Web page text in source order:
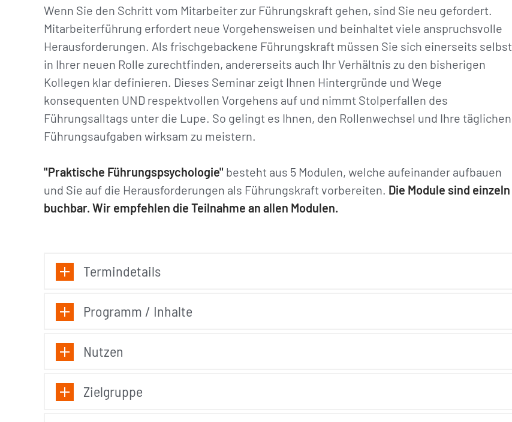
Wenn Sie den Schritt vom Mitarbeiter zur Führungskraft gehen, sind Sie neu gefordert.
Mitarbeiterführung erfordert neue Vorgehensweisen und beinhaltet viele anspruchsvolle
Herausforderungen. Als frischgebackene Führungskraft müssen Sie sich einerseits selbst
in Ihrer neuen Rolle zurechtfinden, andererseits auch Ihr Verhältnis zu den bisherigen
Kollegen klar definieren. Dieses Seminar zeigt Ihnen Hintergründe und Wege
konsequenten UND respektvollen Vorgehens auf und nimmt Stolperfallen des
Führungsalltags unter die Lupe. So gelingt es Ihnen, den Rollenwechsel und Ihre täglichen
Führungsaufgaben wirksam zu meistern.
"Praktische Führungspsychologie" besteht aus 5 Modulen, welche aufeinander aufbauen
und Sie auf die Herausforderungen als Führungskraft vorbereiten. Die Module sind einzeln
buchbar. Wir empfehlen die Teilnahme an allen Modulen.
Termindetails
Programm / Inhalte
Nutzen
Zielgruppe